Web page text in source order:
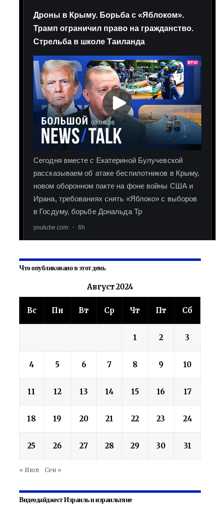
Что опубликовано в этот день
Август 2024
Вс Пн Вт Ср Чт Пт Сб
1 2 3
4 5 6 7 8 9 10
11 12 13 14 15 16 17
18 19 20 21 22 23 24
25 26 27 28 29 30 31
« Июл Сен »
Видеодайджест Израиль и израильтяне